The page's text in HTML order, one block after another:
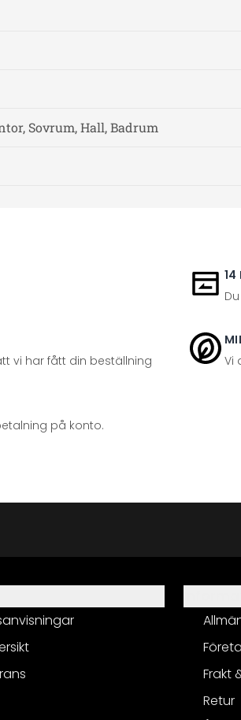
Sovrum, Hall, Badrum
14
vi har fått din beställning
Vi
på konto.
Frakt
Retur